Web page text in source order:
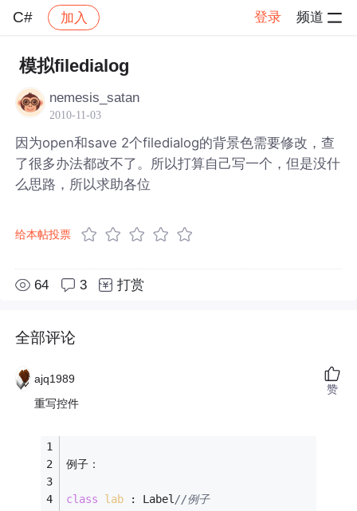
C# 加入 登录 频道
社区 C#
模拟filedialog
nemesis_satan
2010-11-03
因为open和save 2个filedialog的背景色需要修改，查
了很多办法都改不了。所以打算自己写一个，但是没什
么思路，所以求助各位
给本帖投票
64 3 打赏
全部评论
ajq1989
重写控件
例子：
class lab : Label//例子
赞